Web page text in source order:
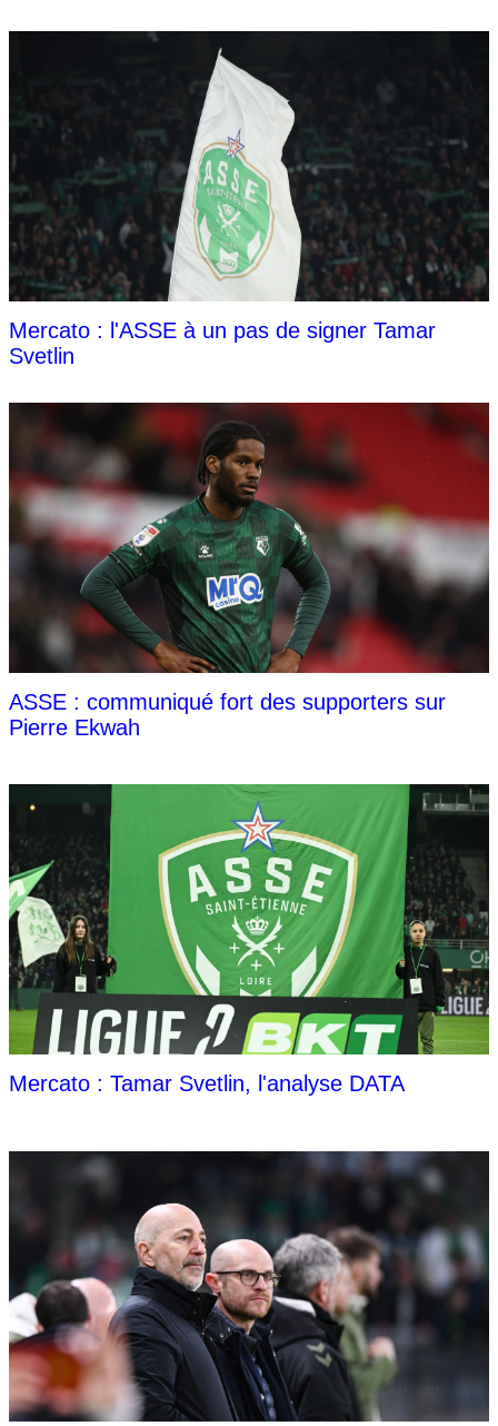
Mercato : l'ASSE à un pas de signer Tamar
Svetlin
ASSE : communiqué fort des supporters sur
Pierre Ekwah
Mercato : Tamar Svetlin, l'analyse DATA